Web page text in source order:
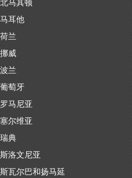
北马其顿
马耳他
荷兰
挪威
波兰
葡萄牙
罗马尼亚
塞尔维亚
瑞典
斯洛文尼亚
斯瓦尔巴和扬马延